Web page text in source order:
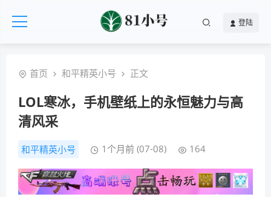
登陆
首页 和平精英小号 正文
LOL寒冰，手机壁纸上的永恒魅力与高
清风采
和平精英小号 1个月前 (07-08) 164